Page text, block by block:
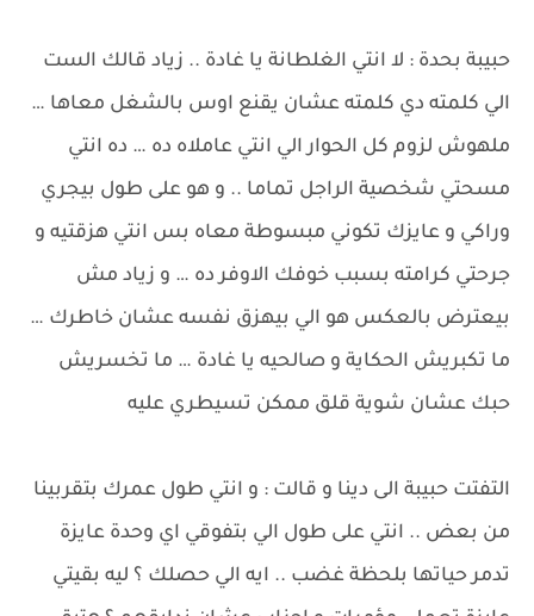
حبيبة بحدة : لا انتي الغلطانة يا غادة .. زياد قالك الست
الي كلمته دي كلمته عشان يقنع اوس بالشغل معاها …
ملهوش لزوم كل الحوار الي انتي عاملاه ده … ده انتي
مسحتي شخصية الراجل تماما .. و هو على طول بيجري
وراكي و عايزك تكوني مبسوطة معاه بس انتي هزقتيه و
جرحتي كرامته بسبب خوفك الاوفر ده … و زياد مش
بيعترض بالعكس هو الي بيهزق نفسه عشان خاطرك …
ما تكبريش الحكاية و صالحيه يا غادة … ما تخسريش
حبك عشان شوية قلق ممكن تسيطري عليه
التفتت حبيبة الى دينا و قالت : و انتي طول عمرك بتقربينا
من بعض .. انتي على طول الي بتفوقي اي وحدة عايزة
تدمر حياتها بلحظة غضب .. ايه الي حصلك ؟ ليه بقيتي